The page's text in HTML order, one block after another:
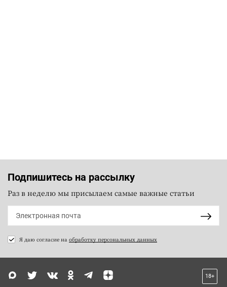
Подпишитесь на рассылку
Раз в неделю мы присылаем самые важные статьи
Я даю согласие на обработку персональных данных
18+